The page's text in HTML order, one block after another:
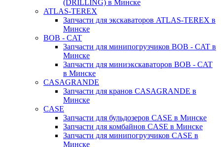
(DRILLING) в Минске
ATLAS-TEREX
Запчасти для экскаваторов ATLAS-TEREX в
Минске
BOB - CAT
Запчасти для минипогрузчиков BOB - CAT в
Минске
Запчасти для миниэкскаваторов BOB - CAT
в Минске
CASAGRANDE
Запчасти для кранов CASAGRANDE в
Минске
CASE
Запчасти для бульдозеров CASE в Минске
Запчасти для комбайнов CASE в Минске
Запчасти для минипогрузчиков CASE в
Минске